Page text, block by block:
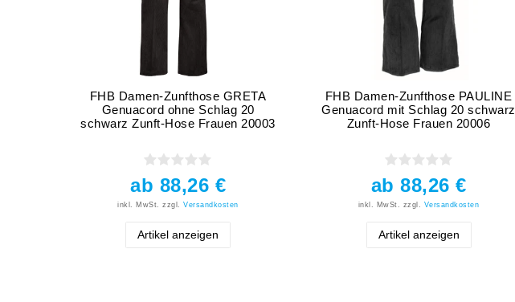
FHB Damen-Zunfthose GRETA
Genuacord ohne Schlag 20
schwarz Zunft-Hose Frauen 20003
ab 88,26 €
inkl. MwSt. zzgl.Versandkosten
Artikel anzeigen
FHB Damen-Zunfthose PAULINE
Genuacord mit Schlag 20 schwarz
Zunft-Hose Frauen 20006
ab 88,26 €
inkl. MwSt. zzgl. Versandkosten
Artikel anzeigen